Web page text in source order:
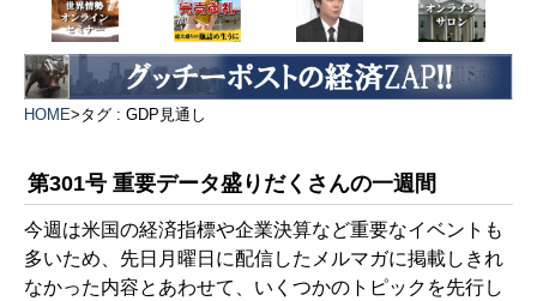
HOME>タグ : GDP見通し
第301号 重要データ盛りだくさんの一週間
今週は米国の経済指標や企業決算など重要なイベントも
多いため、先日月曜日に配信したメルマガに掲載しきれ
なかった内容とあわせて、いくつかのトピックを先行し